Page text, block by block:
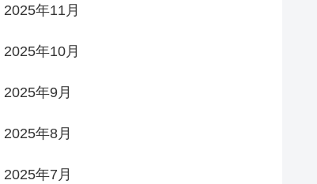
2025年11月
2025年10月
2025年9月
2025年8月
2025年7月